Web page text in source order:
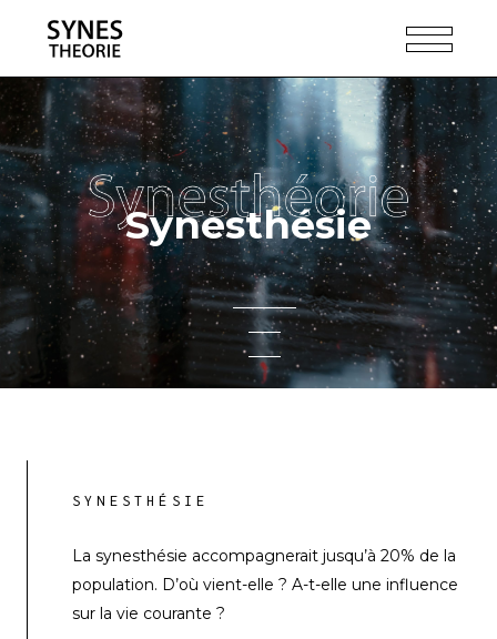
Synesthésie
SYNESTHÉSIE
La synesthésie accompagnerait jusqu’à 20% de la
population. D’où vient-elle ? A-t-elle une influence
sur la vie courante ?